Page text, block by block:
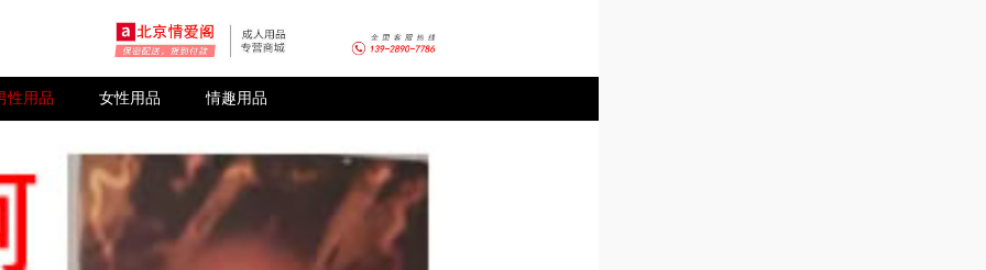
性用品 女性用品 情趣用品